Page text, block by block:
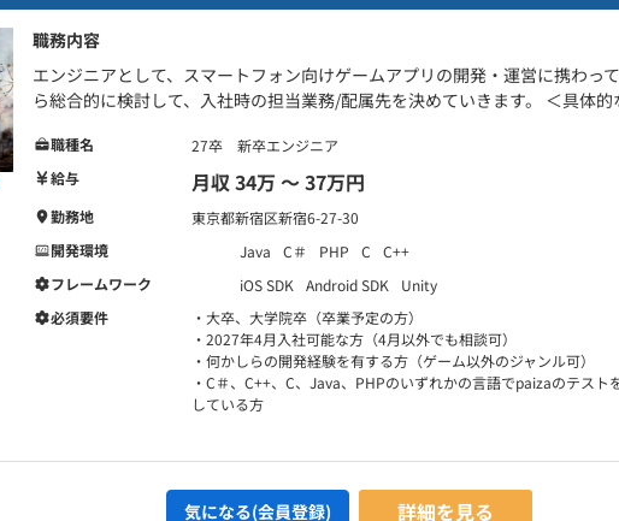
職務内容
エンジニアとして、スマートフォン向けゲームアプリの開発・運営に携わっ
ら総合的に検討して、入社時の担当業務/配属先を決めていきます。 ＜具体的
職種名
27卒 新卒エンジニア
給与
月収 34万 〜 37万円
勤務地
東京都新宿区新宿6-27-30
開発環境
Java C＃ PHP C
C++
フレームワーク
iOS SDK Android SDK
Unity
必須要件
・大卒、大学院卒（卒業予定の方）
・2027年4月入社可能な方（4月以外でも相談可）
・何かしらの開発経験を有する方（ゲーム以外のジャンル可）
・C＃、C++、C、Java、PHPのいずれかの言語でpaizaのテス
している方
気になる(会員登録) 詳細を見る